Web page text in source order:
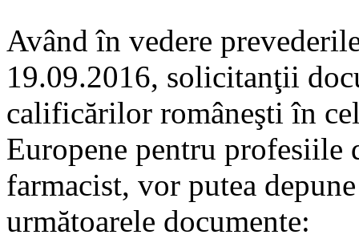
Având în vedere
19.09.2016, solicitanţii
calificărilor româneşti în
Europene pentru profesiile
farmacist, vor putea
următoarele documente: